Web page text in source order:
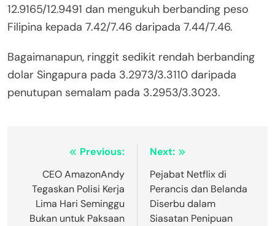
12.9165/12.9491 dan mengukuh berbanding peso
Filipina kepada 7.42/7.46 daripada 7.44/7.46.
Bagaimanapun, ringgit sedikit rendah berbanding
dolar Singapura pada 3.2973/3.3110 daripada
penutupan semalam pada 3.2953/3.3023.
navigation
Previous:
CEO AmazonAndy
Tegaskan Polisi Kerja
Lima Hari Seminggu
Bukan untuk Paksaan
Next:
Pejabat Netflix di
Perancis dan Belanda
Diserbu dalam
Siasatan Penipuan